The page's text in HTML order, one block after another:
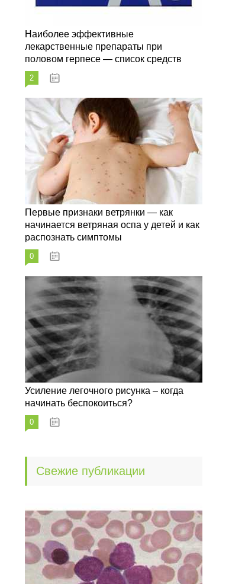
Наиболее эффективные
лекарственные препараты при
половом герпесе — список средств
2
Первые признаки ветрянки — как
начинается ветряная оспа у детей и как
распознать симптомы
0
Усиление легочного рисунка – когда
начинать беспокоиться?
0
Свежие публикации